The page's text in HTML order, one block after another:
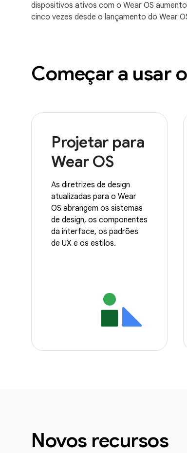
dispositivos ativos com o Wear OS
cinco vezes desde o lançamento do Wear
Começar a usar
Projetar para
Wear OS
As diretrizes de design
atualizadas para o Wear
OS abrangem os sistemas
de design, os componentes
da interface, os padrões
de UX e os estilos.
Novos recursos